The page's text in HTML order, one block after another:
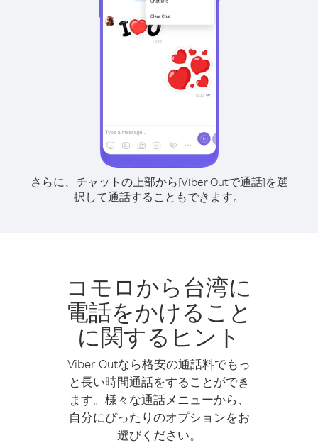
さらに、チャットの上部から[Viber Outで通話]を選
択して通話することもできます。
コモロから台湾に
電話をかけること
に関するヒント
Viber Outなら格安の通話料でもっ
と長い時間通話をすることができ
ます。様々な通話メニューから、
自分にぴったりのオプションをお
選びください。